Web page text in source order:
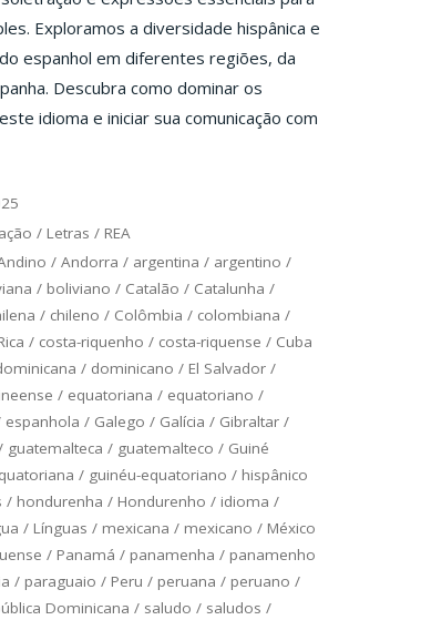
Exploramos a diversidade hispânica e
espanhol em diferentes regiões, da
Descubra como dominar os
idioma e iniciar sua comunicação com
/ Letras / REA
/Andorra / argentina / argentino /
/ boliviano / Catalão / Catalunha /
/ chileno / Colômbia / colombiana /
/ costa-riquenho / costa-riquense / Cuba
/ dominicano / El Salvador/
/ equatoriana / equatoriano /
espanhola / Galego / Galícia / Gibraltar/
guatemalteca / guatemalteco / Guiné
/ guinéu-equatoriano / hispânico
/ hondurenha / Hondurenho / idioma /
/ Línguas / mexicana / mexicano / México
/ Panamá / panamenha / panamenho
/ paraguaio / Peru / peruana / peruano /
Dominicana / saludo / saludos /